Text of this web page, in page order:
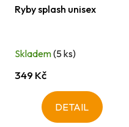
u
ů
Ryby splash unisex
Skladem(5 ks)
349 Kč
DETAIL